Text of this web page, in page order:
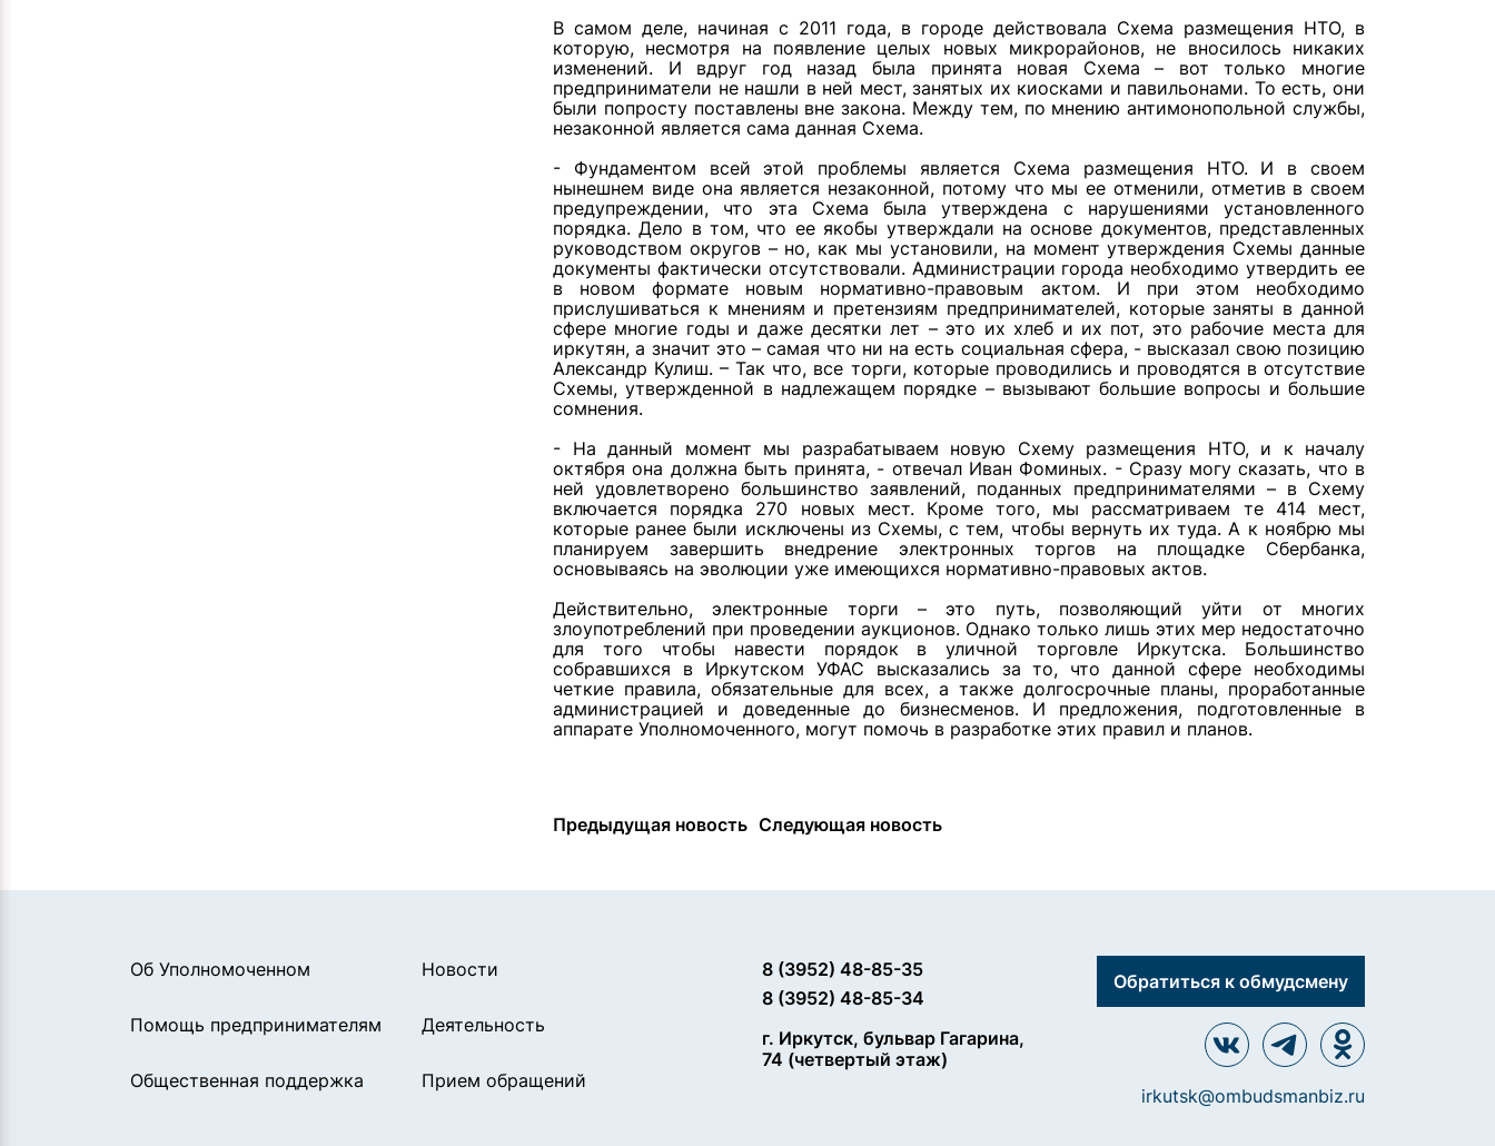
В самом деле, начиная с 2011 года, в городе действовала Схема размещения НТО, в
которую, несмотря на появление целых новых микрорайонов, не вносилось никаких
изменений. И вдруг год назад была принята новая Схема – вот только многие
предприниматели не нашли в ней мест, занятых их киосками и павильонами. То есть, они
были попросту поставлены вне закона. Между тем, по мнению антимонопольной службы,
незаконной является сама данная Схема.
- Фундаментом всей этой проблемы является Схема размещения НТО. И в своем
нынешнем виде она является незаконной, потому что мы ее отменили, отметив в своем
предупреждении, что эта Схема была утверждена с нарушениями установленного
порядка. Дело в том, что ее якобы утверждали на основе документов, представленных
руководством округов – но, как мы установили, на момент утверждения Схемы данные
документы фактически отсутствовали. Администрации города необходимо утвердить ее
в новом формате новым нормативно-правовым актом. И при этом необходимо
прислушиваться к мнениям и претензиям предпринимателей, которые заняты в данной
сфере многие годы и даже десятки лет – это их хлеб и их пот, это рабочие места для
иркутян, а значит это – самая что ни на есть социальная сфера, - высказал свою позицию
Александр Кулиш. – Так что, все торги, которые проводились и проводятся в отсутствие
Схемы, утвержденной в надлежащем порядке – вызывают большие вопросы и большие
сомнения.
- На данный момент мы разрабатываем новую Схему размещения НТО, и к началу
октября она должна быть принята, - отвечал Иван Фоминых. - Сразу могу сказать, что в
ней удовлетворено большинство заявлений, поданных предпринимателями – в Схему
включается порядка 270 новых мест. Кроме того, мы рассматриваем те 414 мест,
которые ранее были исключены из Схемы, с тем, чтобы вернуть их туда. А к ноябрю мы
планируем завершить внедрение электронных торгов на площадке Сбербанка,
основываясь на эволюции уже имеющихся нормативно-правовых актов.
Действительно, электронные торги – это путь, позволяющий уйти от многих
злоупотреблений при проведении аукционов. Однако только лишь этих мер недостаточно
для того чтобы навести порядок в уличной торговле Иркутска. Большинство
собравшихся в Иркутском УФАС высказались за то, что данной сфере необходимы
четкие правила, обязательные для всех, а также долгосрочные планы, проработанные
администрацией и доведенные до бизнесменов. И предложения, подготовленные в
аппарате Уполномоченного, могут помочь в разработке этих правил и планов.
Предыдущая новость Следующая новость
Об Уполномоченном Новости
Помощь предпринимателям Деятельность
Общественная поддержка Прием обращений
8 (3952) 48-85-35
8 (3952) 48-85-34
г. Иркутск, бульвар Гагарина,
74 (четвертый этаж)
Обратиться к обмудсмену
irkutsk@ombudsmanbiz.ru